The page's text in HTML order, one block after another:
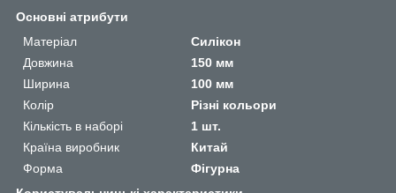
Основні атрибути
Матеріал
Силікон
Довжина
150 мм
Ширина
100 мм
Колір
Різні кольори
Кількість в наборі
1 шт.
Країна виробник
Китай
Форма
Фігурна